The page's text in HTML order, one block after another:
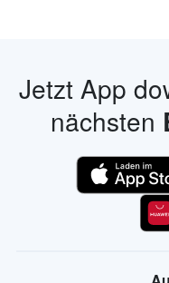
Jetzt App
nächsten